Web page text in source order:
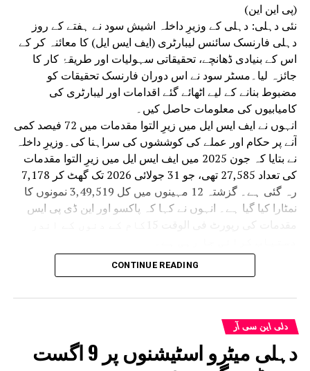
(پی این این)
نئی دہلی: دہلی کے وزیرِ داخلہ اشیش سود نے ہفتے کے روز
دہلی فارنسک سائنس لیبارٹری (ایف ایس ایل) کا معائنہ کر کے
اس کے بنیادی ڈھانچے، تحقیقاتی سہولیات اور طریقۂ کار کا
جائزہ لیا۔مسٹر سود نے اس دوران فارنسک تحقیقات کو
مضبوط بنانے کے لیے اٹھائے گئے اقدامات اور لیبارٹری کی
کامیابیوں کی معلومات حاصل کیں۔
انہوں نے ایف ایس ایل میں زیرِ التوا مقدمات میں 72 فیصد کمی
آنے پر حکام اور عملے کی کوششوں کی سراہنا کی۔وزیرِ داخلہ
نے بتایا کہ جون 2025 میں ایف ایس ایل میں زیرِ التوا مقدمات
کی تعداد 27,585 تھی، جو 31 جولائی 2026 تک گھٹ کر 7,178
رہ گئی ہے۔ گزشتہ 12 مہینوں میں کل 3,49,519 نمونوں کا
نمٹارا کیا گیا ہے۔ انہوں نے کہا کہ پاکسو اور این ڈی پی ایس
نومبر 2025 سے لیبارٹری میں ہر مہینے 3,000 سے زائد
مقدمات کی جانچ کی صلاحیت حاصل کی جا رہی ہے۔
سائنسی اور انسانی وسائل کے سطح پر مسلسل جدید
بنایا جا رہا ہے۔
سال 2025 میں مقدمات کی جانچ اور رپورٹنگ کے لیے 247
CONTINUE READING
دلی این سی آر
دہلی میٹرو اسٹیشنوں پر 9 اگست